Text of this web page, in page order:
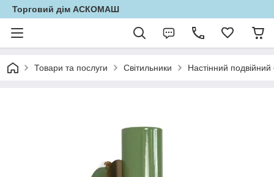
Торговий дім АСКОМАШ
Товари та послуги Світильники Настінний